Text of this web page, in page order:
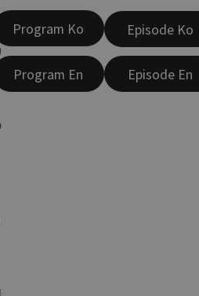
Program Ko
Program En
Episode Ko
Episode En